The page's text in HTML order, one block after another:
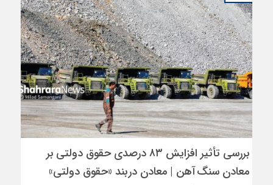
بررسی تأثیر افزایش ۸۳ درصدی حقوق دولتی بر
معادن سنگ آهن | معادن در بند «حقوق دولتی»